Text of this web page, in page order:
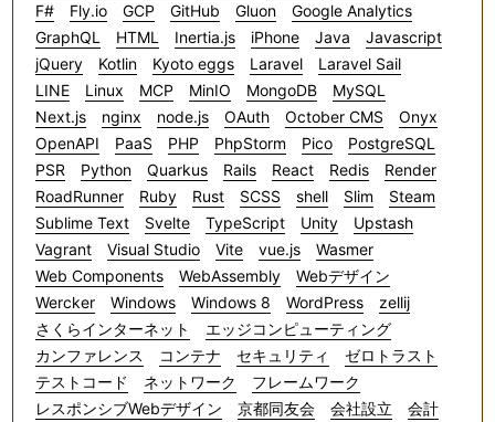
F#
Fly.io GCP GitHub Gluon
Google Analytics
GraphQL
HTML Inertia.js iPhone Java
Javascript
jQuery
Kotlin Kyoto eggs Laravel
Laravel Sail
LINE
Linux MCP MinIO MongoDB
MySQL
Next.js
nginx node.js OAuth October CMS
Onyx
OpenAPI
PaaS PHP PhpStorm Pico
PostgreSQL
PSR
Python Quarkus Rails React Redis
Render
RoadRunner
Ruby Rust SCSS shell Slim
Steam
Sublime Text
Svelte TypeScript Unity
Upstash
Vagrant
Visual Studio Vite vue.js
Wasmer
Web Components
WebAssembly
Webデザイン
Wercker
Windows Windows 8 WordPress
zellij
さくらインターネット
エッジコンピューティング
カンファレンス
コンテナ セキュリティ
ゼロトラスト
テストコード
ネットワーク
フレームワーク
レスポンシブWebデザイン
京都同友会 会社設立
会計